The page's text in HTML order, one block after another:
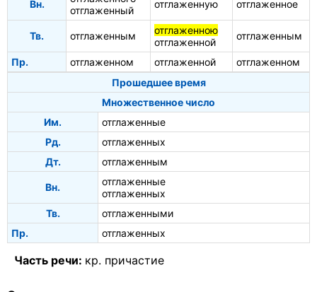
Вн.
отглаженный
отглаженную отглаженное
Тв. отглаженным
отглаженною
отглаженной
отглаженным
Пр. отглаженном отглаженной
отглаженном
Прошедшее время
Множественное число
Им.
отглаженные
Рд.
отглаженных
Дт.
отглаженным
Вн.
отглаженные
отглаженных
Тв.
отглаженными
Пр.
отглаженных
Часть речи: кр. причастие